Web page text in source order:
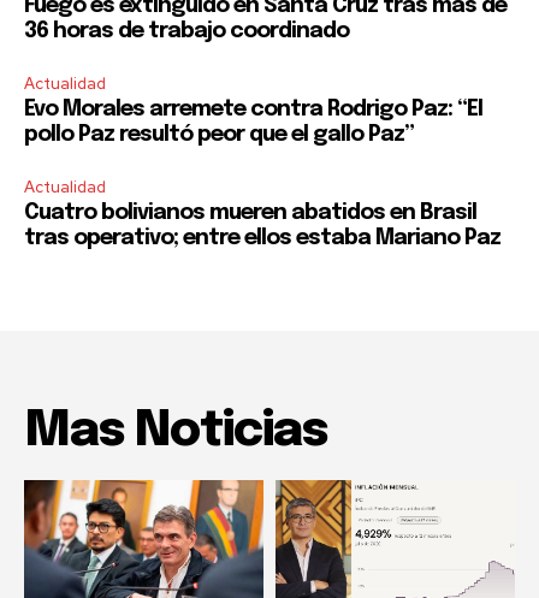
Fuego es extinguido en Santa Cruz tras más de
36 horas de trabajo coordinado
Actualidad
Evo Morales arremete contra Rodrigo Paz: “El
pollo Paz resultó peor que el gallo Paz”
Actualidad
Cuatro bolivianos mueren abatidos en Brasil
tras operativo; entre ellos estaba Mariano Paz
Mas Noticias